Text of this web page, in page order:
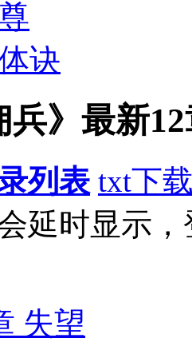
诀
兵》最新
列表 txt下
延时显示
失望